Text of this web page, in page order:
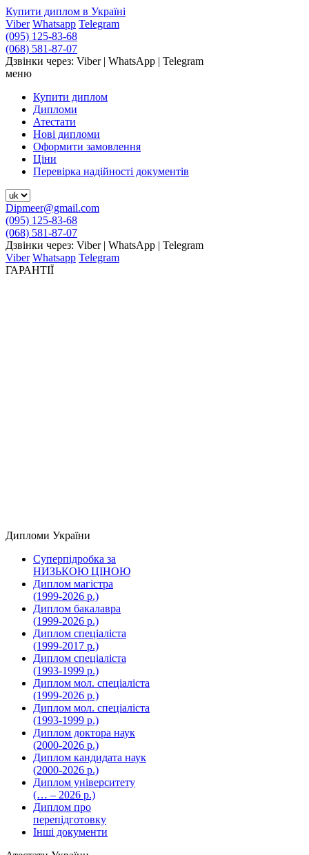
Купити диплом в Україні
Viber Whatsapp Telegram
(095) 125-83-68
(068) 581-87-07
Дзвінки через: Viber | WhatsApp | Telegram
меню
Купити диплом
Дипломи
Атестати
Нові дипломи
Оформити замовлення
Ціни
Перевірка надійності документів
Dipmeer@gmail.com
(095) 125-83-68
(068) 581-87-07
Дзвінки через: Viber | WhatsApp | Telegram
Viber Whatsapp Telegram
ГАРАНТІЇ
Дипломи України
Суперпідробка за
НИЗЬКОЮ ЦІНОЮ
Диплом магістра
(1999-2026 р.)
Диплом бакалавра
(1999-2026 р.)
Диплом спеціаліста
(1999-2017 р.)
Диплом спеціаліста
(1993-1999 р.)
Диплом мол. спеціаліста
(1999-2026 р.)
Диплом мол. спеціаліста
(1993-1999 р.)
Диплом доктора наук
(2000-2026 р.)
Диплом кандидата наук
(2000-2026 р.)
Диплом університету
(… – 2026 р.)
Диплом про
перепідготовку
Інші документи